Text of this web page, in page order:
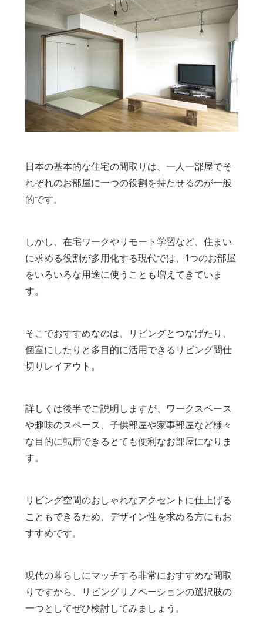
日本の基本的な住宅の間取りは、一人一部屋でそ
れぞれのお部屋に一つの役割を持たせるのが一般
的です。
しかし、在宅ワークやリモート学習など、住まい
に求める役割が多用化する現代では、1つのお部屋
をいろいろな用途に使うことも増えてきていま
す。
そこでおすすめなのは、リビングとつなげたり、
個室にしたりと多目的に活用できるリビング間仕
切りレイアウト。
詳しくは後半でご説明しますが、ワークスペース
や趣味のスペース、子供部屋や家事部屋など様々
な目的に転用できるとても便利なお部屋になりま
す。
リビング空間のおしゃれなアクセントに仕上げる
こともできるため、デザイン性を求める方にもお
すすめです。
現代の暮らしにマッチする非常におすすめな間取
りですから、リビングリノベーションの選択肢の
一つとしてぜひ検討してみましょう。